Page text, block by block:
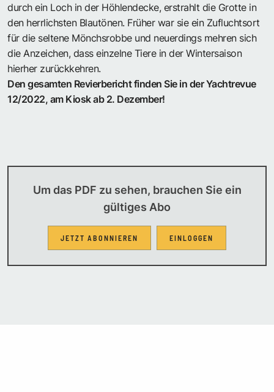
durch ein Loch in der Höhlendecke, erstrahlt die Grotte in
den herrlichsten Blautönen. Früher war sie ein Zufluchtsort
für die seltene Mönchsrobbe und neuerdings mehren sich
die Anzeichen, dass einzelne Tiere in der Wintersaison
hierher zurückkehren.
Den gesamten Revierbericht finden Sie in der Yachtrevue
12/2022, am Kiosk ab 2. Dezember!
Um das PDF zu sehen, brauchen Sie ein
gültiges Abo
JETZT ABONNIEREN EINLOGGEN